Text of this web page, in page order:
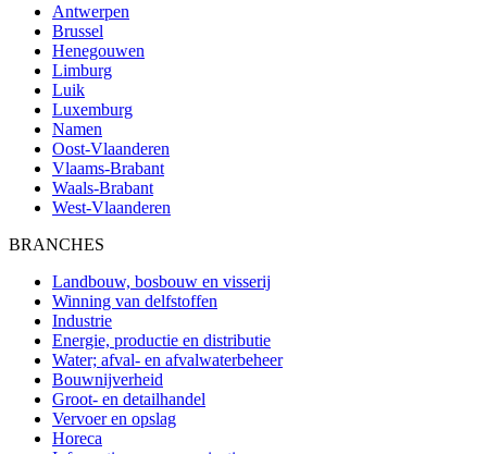
Antwerpen
Brussel
Henegouwen
Limburg
Luik
Luxemburg
Namen
Oost-Vlaanderen
Vlaams-Brabant
Waals-Brabant
West-Vlaanderen
BRANCHES
Landbouw, bosbouw en visserij
Winning van delfstoffen
Industrie
Energie, productie en distributie
Water; afval- en afvalwaterbeheer
Bouwnijverheid
Groot- en detailhandel
Vervoer en opslag
Horeca